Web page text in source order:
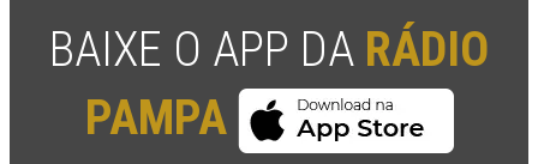
BAIXE O APP DA RÁDIO
PAMPA